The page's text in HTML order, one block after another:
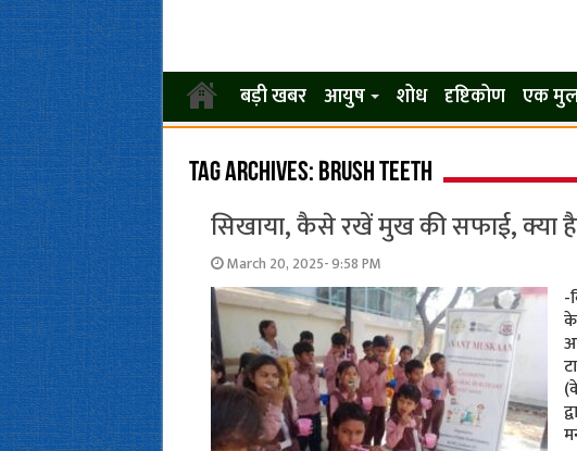
बड़ी खबर आयुष शोध दृष्टिकोण एक
Tag Archives: brush teeth
सिखाया, कैसे रखें मुख की सफाई, क्या
March 20, 2025- 9:58 PM
-